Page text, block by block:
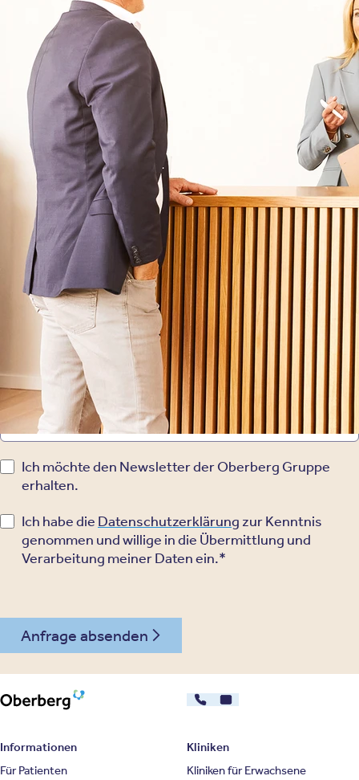
Praxis / Klinik
Vorname * Nachname
PLZ Ihrer Praxis / Klinik *
E-Mail Adresse
Telefonnummer (für Rückruf)
Ich möchte den Newsletter der Oberberg Gruppe
erhalten.
Ich habe die Datenschutzerklärung zur Kenntnis
genommen und willige in die Übermittlung und
Verarbeitung meiner Daten ein.*
Anfrage absenden
030 - 26478607
Kontakt
Informationen
Für Patienten
Kliniken
Kliniken für Erwachsene